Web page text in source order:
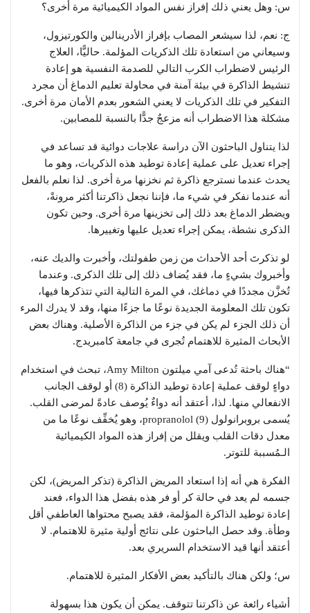
س: وهل يعني ذلك إفراز نفس المواد الكيميائية مرة أخرى؟
ج: نعم، لذا سيشعر المصاب بإفراز الأدرينالين والكورتيزول،
وسيعاني من استعادة تلك الذكريات المؤلمة. حاليًّا، العلاج
الرئيس لاضطراب الكرب التالي للصدمة النفسية هو إعادة
تنشيط الذاكرة في بيئة آمنة في محاولة تعليم الدماغ أن مجرد
التفكير في تلك الذكريات لا يعني الشعور بعدم الأمان مرة أخرى.
مشكلة هذا الاضطراب أنه مزعجٌ جدًّا بالنسبة للمصابين.
لذا يتناول الباحثون الآن دراسة علاجات دوائية قد تساعد في
إجراء تعديل على عملية إعادة توطيد هذه الذكريات، وهو ما
يحدث عندما نسترجع ذاكرة ثم نخزنها مرة أخرى. لذا نعلم بالفعل
أنه عندما نفكر في شيء ما، فإننا نجعل ذاكرتنا أكثر مرونةً،
ويضطر الدماغ بعد ذلك إلى تخزينها مرة أخرى. وحين تكون
الذكرى نشطة، يمكن إجراء تعديل عليها وتغييرها.
لو تذكرتَ أحد الأحداث من زمن طفولتك، وأخبرت والديك عنه،
وأخبروك بشيءٍ ما، فقد يُضاف ذلك إلى تلك الذكرى. وعندما
تُخزَّن مجددًا في دماغك، في المرة التالية التي تتذكرها فيها،
تكون تلك المعلومة الجديدة نوعًا ما جزءًا منها، وقد لا يدرك المرء
أن ذلك الجزء لم يكن في جزء من الذاكرة الأصلية. وهناك بعض
الأبحاث المثيرة للاهتمام تُجرى في جامعة كامبريدج.
“هناك باحثة تُدعى آمي ميلتون Amy Milton، تبحث في استخدام
دواءٍ لوقف عملية إعادة توطيد الذاكرة (8) أو لوقف الجانب
الانفعالي منها. لذا، أعتقد أنه دواءٌ يُوصف عادةً لمرضى القلب.
يُسمى بروبرانولول (9) propranolol، وهو يُخفِّف نوعًا ما من
معدل دقات القلب ويقلل من إفراز هذه المواد الكيميائية
الـمُسببة للتوتر.
الفكرة هي أنه إذا استعاد المريض الذاكرة (تذكر المريض)، لكن
جسمه لم يعد في حالة كر أو فر هذه بفضل هذا الدواء، فعند
إعادة توطيد الذاكرة المؤلمة، فقد يصبح محتواها العاطفي أقل
وطأة. وقد حصل الباحثون على نتائج أولية مثيرة للاهتمام. لا
أعتقد أنها قيد الاستخدام السريري بعد.
س؛ ولكن هناك بالتأكيد بعض الأفكار المثيرة للاهتمام.
أشياء رائعة عن ذاكرتنا تتوقف. يمكن أن يكون هذا بسهولة